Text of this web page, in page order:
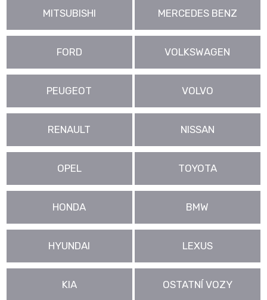
MITSUBISHI MERCEDES BENZ
FORD VOLKSWAGEN
PEUGEOT VOLVO
RENAULT NISSAN
OPEL TOYOTA
HONDA BMW
HYUNDAI LEXUS
KIA OSTATNÍ VOZY